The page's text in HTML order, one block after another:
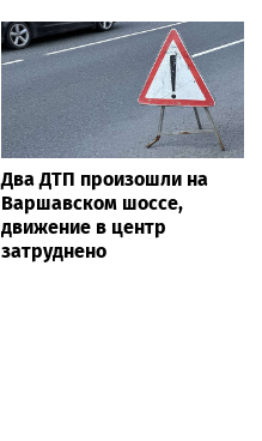
Два ДТП произошли на
Варшавском шоссе,
движение в центр
затруднено